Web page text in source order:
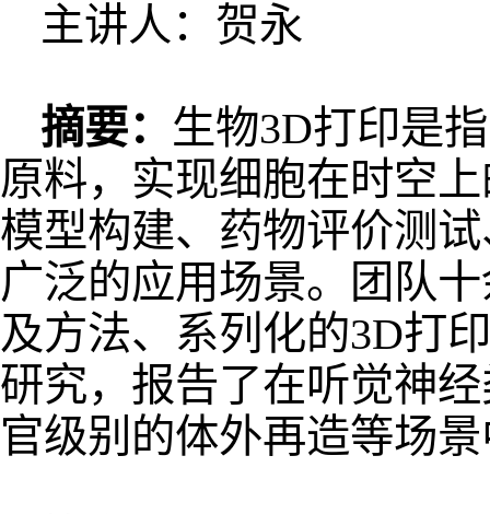
主讲人： 贺永
摘要： 生物3D打印是
原料，实现细胞在时空
模型构建、药物评价测
广泛的应用场景。团队
及方法、系列化的3D打
研究，报告了在听觉神
官级别的体外再造等场